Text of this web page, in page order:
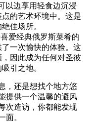
以边享用轻食边沉浸
的艺术环境中。这是
佳场所。
爱经典俄罗斯菜肴的
一次愉快的体验。这
因此成为任何对圣彼
引之地。
，还是想找个地方悠
提供一个温馨的避风
次造访，你都能发现
面。